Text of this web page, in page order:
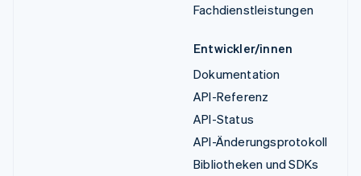
Fachdienstleistungen
Entwickler/innen
Dokumentation
API-Referenz
API-Status
API-Änderungsprotokoll
Bibliotheken und SDKs